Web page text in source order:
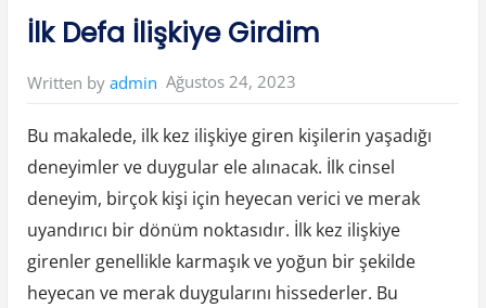
k
i
G
e
r
e
Y
a
k
a
l
a
d
in:
İlk Defa İlişkiye Girdim
Written by admin Ağustos 24, 2023
Bu makalede, ilk kez ilişkiye giren kişilerin yaşadığı
deneyimler ve duygular ele alınacak. İlk cinsel
deneyim, birçok kişi için heyecan verici ve merak
uyandırıcı bir dönüm noktasıdır. İlk kez ilişkiye
girenler genellikle karmaşık ve yoğun bir şekilde
heyecan ve merak duygularını hissederler. Bu